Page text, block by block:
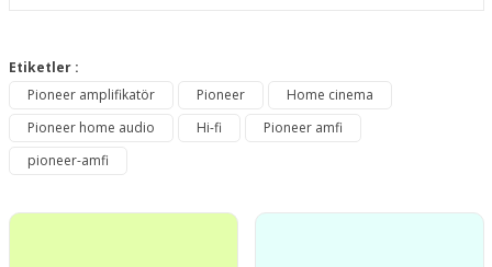
konularda yetersiz gördüğünüz noktaları öneri formunu
Görüş ve önerileriniz için teşekkür ederiz.
Ürün resmi kalitesiz, bozuk veya görüntülenemiyor.
Ürün bilgilerinde hatalar bulunuyor.
Etiketler :
Pioneer amplifikatör
Pioneer
Home cinema
Pioneer home audio
Hi-fi
Pioneer amfi
pioneer-amfi